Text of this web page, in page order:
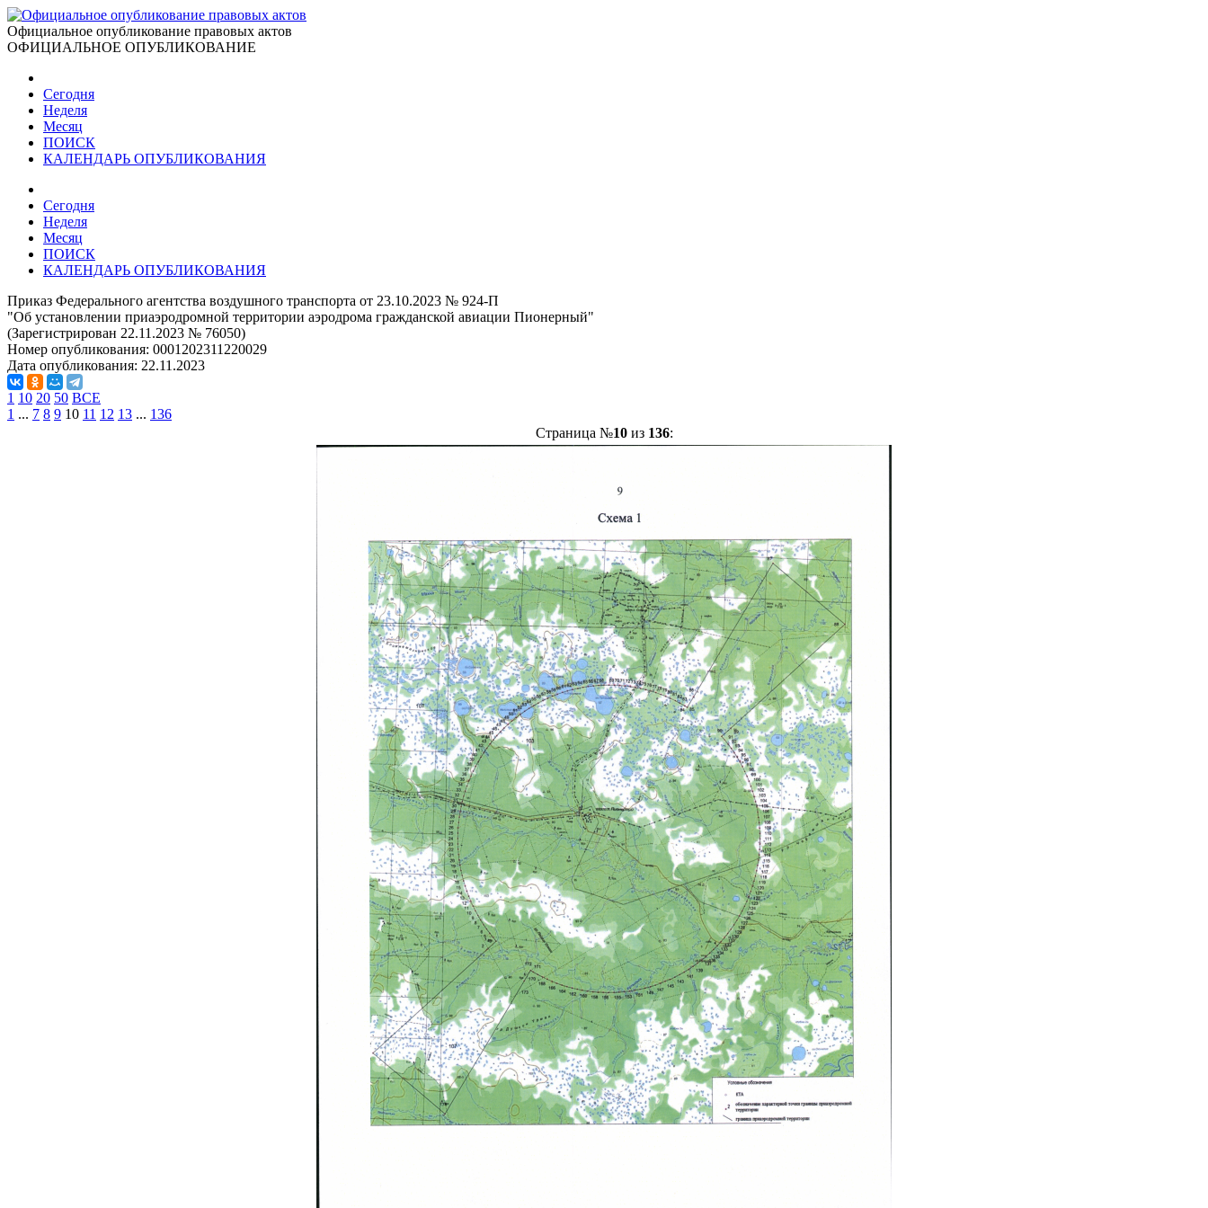
Официальное опубликование правовых актов
ОФИЦИАЛЬНОЕ ОПУБЛИКОВАНИЕ
Сегодня
Неделя
Месяц
ПОИСК
КАЛЕНДАРЬ ОПУБЛИКОВАНИЯ
Сегодня
Неделя
Месяц
ПОИСК
КАЛЕНДАРЬ ОПУБЛИКОВАНИЯ
Приказ Федерального агентства воздушного транспорта от 23.10.2023 № 924-П
"Об установлении приаэродромной территории аэродрома гражданской авиации Пионерный"
(Зарегистрирован 22.11.2023 № 76050)
Номер опубликования: 0001202311220029
Дата опубликования: 22.11.2023
1 10 20 50 ВСЕ
1 ... 7 8 9 10 11 12 13 ... 136
Страница №10из 136: